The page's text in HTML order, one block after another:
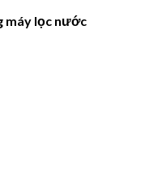
máy lọc nước